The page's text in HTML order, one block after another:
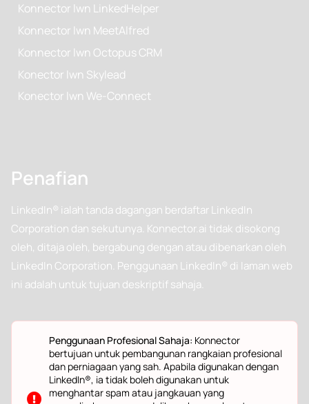
Konnector lwn LinkedHelper
Konnector lwn MeetAlfred
Konnector lwn Octopus CRM
Konector lwn Skylead
Konector lwn We-Connect
Penafian
LinkedIn® ialah tanda dagangan berdaftar LinkedIn
Corporation dan sekutunya. Konnector.ai tidak disokong
oleh, ditaja oleh, bergabung dengan atau dibenarkan oleh
LinkedIn Corporation. Penggunaan LinkedIn® di laman web
ini adalah untuk tujuan deskriptif sahaja.
Penggunaan Profesional Sahaja: Konnector
bertujuan untuk pembangunan rangkaian profesional
dan perniagaan yang sah. Apabila digunakan dengan
LinkedIn®, ia tidak boleh digunakan untuk
menghantar spam atau jangkauan yang